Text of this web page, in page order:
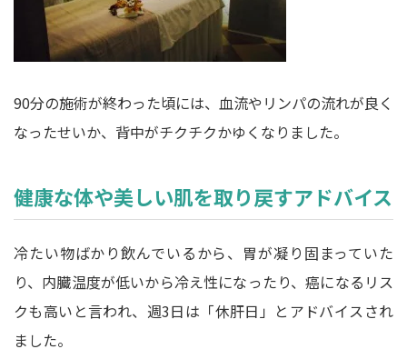
90分の施術が終わった頃には、血流やリンパの流れが良く
なったせいか、背中がチクチクかゆくなりました。
健康な体や美しい肌を取り戻すアドバイス
冷たい物ばかり飲んでいるから、胃が凝り固まっていた
り、内臓温度が低いから冷え性になったり、癌になるリス
クも高いと言われ、週3日は「休肝日」とアドバイスされ
ました。